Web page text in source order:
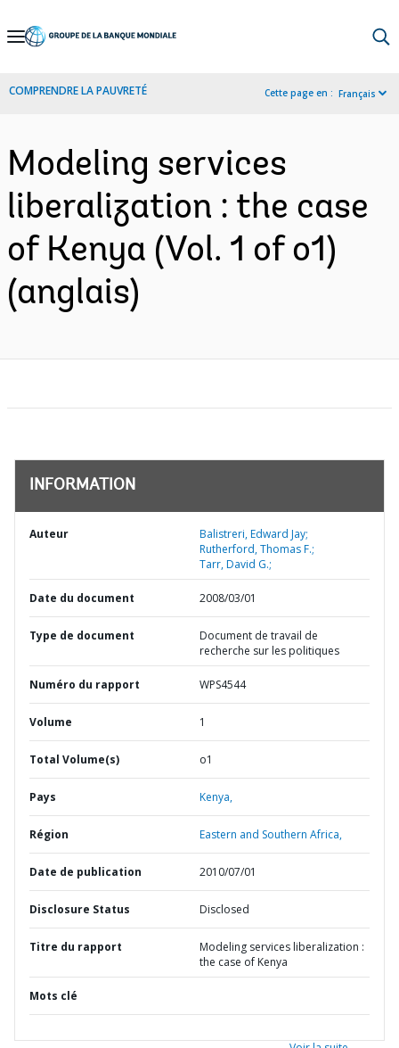
Skip
Navigation
COMPRENDRE LA PAUVRETÉ Cette page en : Français
Modeling services
liberalization : the case
of Kenya (Vol. 1 of o1)
(anglais)
INFORMATION
Auteur
Balistreri, Edward Jay;
Rutherford, Thomas F.;
Tarr, David G.;
Date du document 2008/03/01
Type de document
Document de travail de
recherche sur les politiques
Numéro du rapport WPS4544
Volume 1
Total Volume(s) o1
Pays Kenya,
Région Eastern and Southern Africa,
Date de publication 2010/07/01
Disclosure Status Disclosed
Titre du rapport
Modeling services liberalization :
the case of Kenya
Mots clé